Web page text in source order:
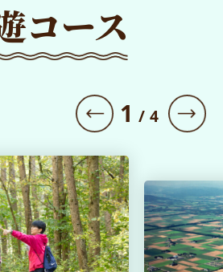
コース
1 / 4